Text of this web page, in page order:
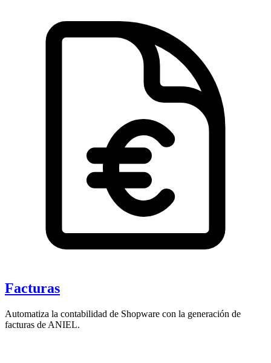
Facturas
Automatiza la contabilidad de Shopware con la generación de
facturas de ANIEL.